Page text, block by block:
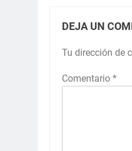
DEJA UN
Tu dirección de
Comentario *